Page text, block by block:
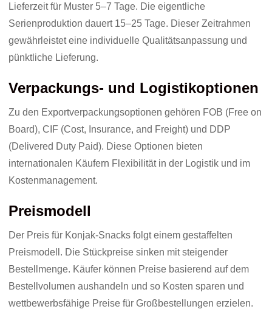
Lieferzeit für Muster 5–7 Tage. Die eigentliche
Serienproduktion dauert 15–25 Tage. Dieser Zeitrahmen
gewährleistet eine individuelle Qualitätsanpassung und
pünktliche Lieferung.
Verpackungs- und Logistikoptionen
Zu den Exportverpackungsoptionen gehören FOB (Free on
Board), CIF (Cost, Insurance, and Freight) und DDP
(Delivered Duty Paid). Diese Optionen bieten
internationalen Käufern Flexibilität in der Logistik und im
Kostenmanagement.
Preismodell
Der Preis für Konjak-Snacks folgt einem gestaffelten
Preismodell. Die Stückpreise sinken mit steigender
Bestellmenge. Käufer können Preise basierend auf dem
Bestellvolumen aushandeln und so Kosten sparen und
wettbewerbsfähige Preise für Großbestellungen erzielen.